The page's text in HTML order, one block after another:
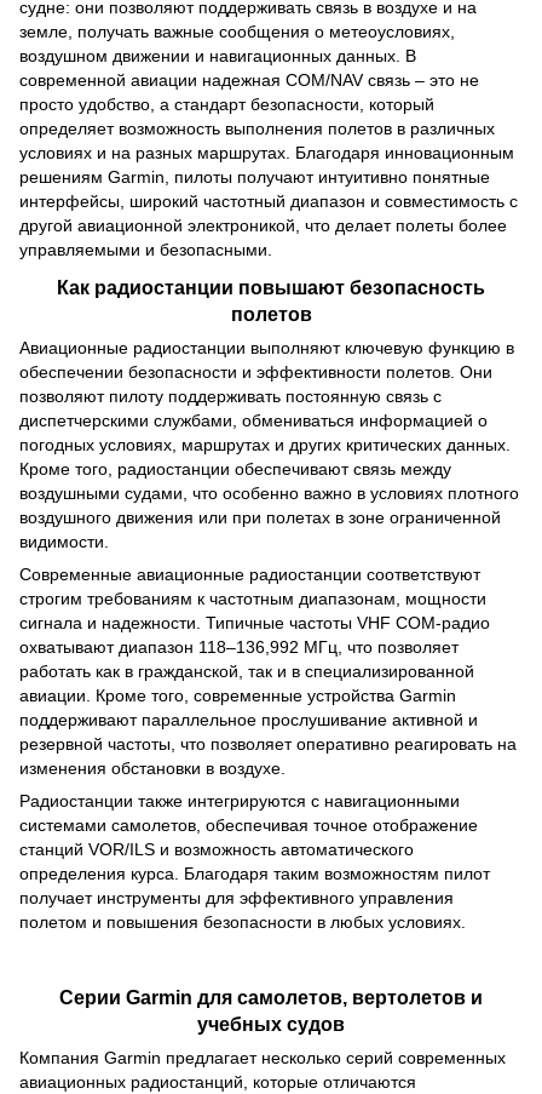
судне: они позволяют поддерживать связь в воздухе и на
земле, получать важные сообщения о метеоусловиях,
воздушном движении и навигационных данных. В
современной авиации надежная COM/NAV связь – это не
просто удобство, а стандарт безопасности, который
определяет возможность выполнения полетов в различных
условиях и на разных маршрутах. Благодаря инновационным
решениям Garmin, пилоты получают интуитивно понятные
интерфейсы, широкий частотный диапазон и совместимость с
другой авиационной электроникой, что делает полеты более
управляемыми и безопасными.
Как радиостанции повышают безопасность
полетов
Авиационные радиостанции выполняют ключевую функцию в
обеспечении безопасности и эффективности полетов. Они
позволяют пилоту поддерживать постоянную связь с
диспетчерскими службами, обмениваться информацией о
погодных условиях, маршрутах и других критических данных.
Кроме того, радиостанции обеспечивают связь между
воздушными судами, что особенно важно в условиях плотного
воздушного движения или при полетах в зоне ограниченной
видимости.
Современные авиационные радиостанции соответствуют
строгим требованиям к частотным диапазонам, мощности
сигнала и надежности. Типичные частоты VHF COM‑радио
охватывают диапазон 118–136,992 МГц, что позволяет
работать как в гражданской, так и в специализированной
авиации. Кроме того, современные устройства Garmin
поддерживают параллельное прослушивание активной и
резервной частоты, что позволяет оперативно реагировать на
изменения обстановки в воздухе.
Радиостанции также интегрируются с навигационными
системами самолетов, обеспечивая точное отображение
станций VOR/ILS и возможность автоматического
определения курса. Благодаря таким возможностям пилот
получает инструменты для эффективного управления
полетом и повышения безопасности в любых условиях.
Серии Garmin для самолетов, вертолетов и
учебных судов
Компания Garmin предлагает несколько серий современных
авиационных радиостанций, которые отличаются